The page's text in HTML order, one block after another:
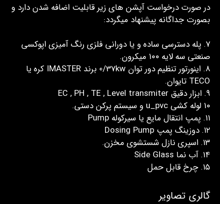
در صورت درخواست آپشن های زیر قابلیت اضافه شدن دارد و
بصورت جداگانه پیشنهاد میگردد:
7. پله دسترسی ساده و یا دورانی فلزی رنگ آمیزی اپوکسی
صنعتی سه لایه ۱۰۰ میکرون.
۸. اینورتور تنظیم دور توان 0/37kw برند IMASTER کره یا
TECO تایوان.
۹. ابزار دقیق EC , PH , TE , Level transmiter
۱۰ لوله کشی u_pvc و سیستم پرکن دستی.
۱۱. پمپ انتقال مایع یا سیرکوله Pump
۱۲. دوزینگ پمپ Dosing Pump
۱۳. اسپری نازل شستشوی مخزن.
۱۴. آب نما Side Glass
۱۵. چرخ قابل حمل
گالری تصاویر